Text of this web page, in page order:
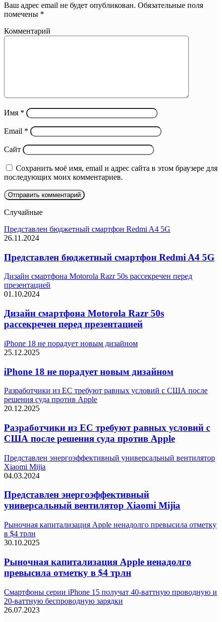
Ваш адрес email не будет опубликован. Обязательные поля
помечены *
Комментарий
Имя *
Email *
Сайт
Сохранить моё имя, email и адрес сайта в этом браузере для
последующих моих комментариев.
Случайные
Представлен бюджетный смартфон Redmi A4 5G
26.11.2024
Представлен бюджетный смартфон Redmi A4 5G
Дизайн смартфона Motorola Razr 50s рассекречен перед
презентацией
01.10.2024
Дизайн смартфона Motorola Razr 50s
рассекречен перед презентацией
iPhone 18 не порадует новым дизайном
25.12.2025
iPhone 18 не порадует новым дизайном
Разработчики из ЕС требуют равных условий с США после
решения суда против Apple
20.12.2025
Разработчики из ЕС требуют равных условий с
США после решения суда против Apple
Представлен энергоэффективный универсальный вентилятор
Xiaomi Mijia
04.03.2024
Представлен энергоэффективный
универсальный вентилятор Xiaomi Mijia
Рыночная капитализация Apple ненадолго превысила отметку
в $4 трлн
30.10.2025
Рыночная капитализация Apple ненадолго
превысила отметку в $4 трлн
Смартфоны серии iPhone 15 получат 40-ваттную проводную и
20-ваттную беспроводную зарядки
26.07.2023